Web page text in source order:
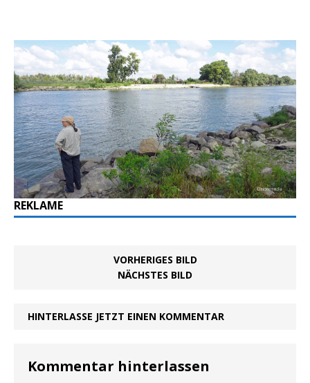
REKLAME
VORHERIGES BILD
NÄCHSTES BILD
HINTERLASSE JETZT EINEN KOMMENTAR
Kommentar hinterlassen